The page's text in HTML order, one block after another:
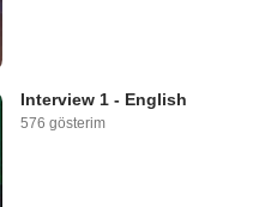
Interview 1 - English
576 gösterim